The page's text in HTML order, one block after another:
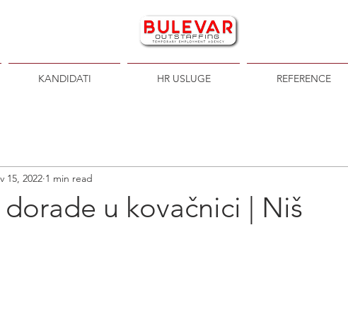
KANDIDATI HR USLUGE REFERENCE
dorade u kovačnici | Niš
15, 2022 1 min read